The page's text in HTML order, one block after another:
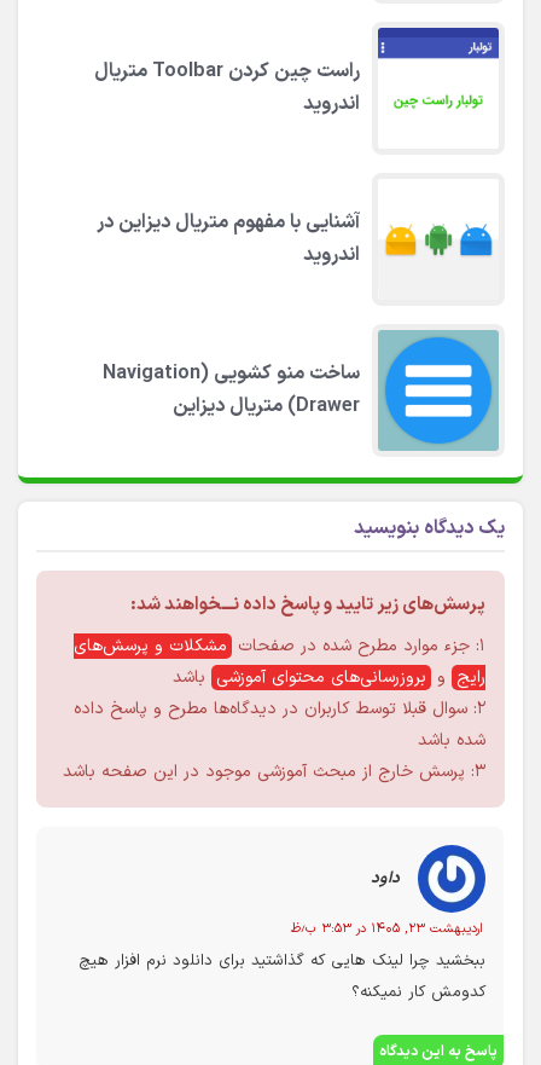
راست چین کردن Toolbar متریال
اندروید
آشنایی با مفهوم متریال دیزاین در
اندروید
ساخت منو کشویی (Navigation
Drawer) متریال دیزاین
یک دیدگاه بنویسید
پرسش‌های زیر تایید و پاسخ داده نـــخواهند شد:
۱: جزء موارد مطرح شده در صفحات
مشکلات و پرسش‌های
رایج و بروزرسانی‌های محتوای آموزشی باشد
۲: سوال قبلا توسط کاربران در دیدگاه‌ها مطرح و پاسخ داده
شده باشد
۳: پرسش خارج از مبحث آموزشی موجود در این صفحه باشد
داود
اردیبهشت ۲۳, ۱۴۰۵ در ۳:۵۳ ب٫ظ
ببخشید چرا لینک هایی که گذاشتید برای دانلود نرم افزار هیچ
کدومش کار نمیکنه؟
پاسخ به این دیدگاه